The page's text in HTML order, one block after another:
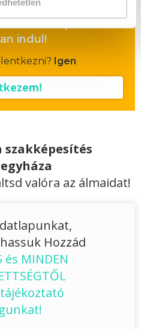
időpontban
indul!
Igen
valóra az álmaidat!
Hozzád
és MINDEN
tájékoztató